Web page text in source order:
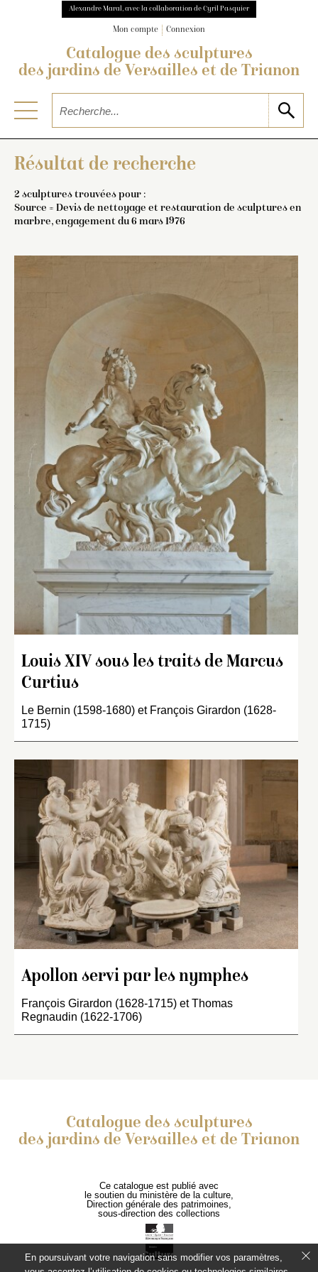
Alexandre Maral, avec la collaboration de Cyril Pasquier
Mon compte Connexion
Catalogue des sculptures
des jardins de Versailles et de Trianon
Résultat de recherche
2 sculptures trouvées pour :
Source = Devis de nettoyage et restauration de sculptures en
marbre, engagement du 6 mars 1976
Louis XIV sous les traits de Marcus
Curtius
Le Bernin (1598-1680) et François Girardon (1628-
1715)
Apollon servi par les nymphes
François Girardon (1628-1715) et Thomas
Regnaudin (1622-1706)
Catalogue des sculptures
des jardins de Versailles et de Trianon
Ce catalogue est publié avec
le soutien du ministère de la culture,
Direction générale des patrimoines,
sous-direction des collections
En poursuivant votre navigation sans modifier vos paramètres,